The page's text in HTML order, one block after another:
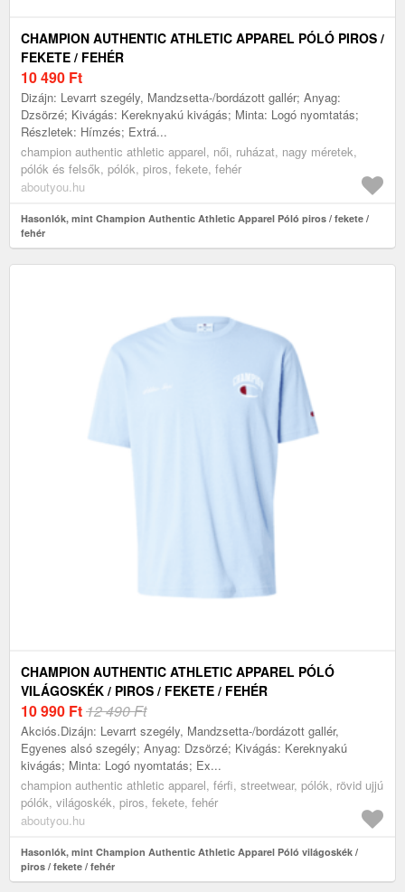
CHAMPION AUTHENTIC ATHLETIC APPAREL PÓLÓ PIROS /
FEKETE / FEHÉR
10 490 Ft
Dizájn: Levarrt szegély, Mandzsetta-/bordázott gallér; Anyag:
Dzsörzé; Kivágás: Kereknyakú kivágás; Minta: Logó nyomtatás;
Részletek: Hímzés; Extrá...
champion authentic athletic apparel, női, ruházat, nagy méretek,
pólók és felsők, pólók, piros, fekete, fehér
aboutyou.hu
Hasonlók, mint Champion Authentic Athletic Apparel Póló piros / fekete /
fehér
CHAMPION AUTHENTIC ATHLETIC APPAREL PÓLÓ
VILÁGOSKÉK / PIROS / FEKETE / FEHÉR
10 990 Ft12 490 Ft
Akciós.Dizájn: Levarrt szegély, Mandzsetta-/bordázott gallér,
Egyenes alsó szegély; Anyag: Dzsörzé; Kivágás: Kereknyakú
kivágás; Minta: Logó nyomtatás; Ex...
champion authentic athletic apparel, férfi, streetwear, pólók, rövid ujjú
pólók, világoskék, piros, fekete, fehér
aboutyou.hu
Hasonlók, mint Champion Authentic Athletic Apparel Póló világoskék /
piros / fekete / fehér